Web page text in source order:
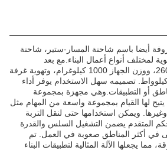
أيضا باسم شاحنة المسار-ستير، شاحنة
لمختلف أنواع أعمال البناء.مع بعد
2605mm1969mm2623mm، ووزن الجهاز 1000 كيلوغرام، وتهوية غرفة
مغلقة وقوة 18.2 كيلوواط. تصميمه سهل الاستخدام يوفر أداء
أو التطبيقات.وهي مجهزة بمجموعة
لها القيام بمجموعة واسعة من المهام مثل
ويمكن استخدامها حتى لنقل التربة
المتقدم يضمن التشغيل السلس والقدرة
في أكثر المناطق صعوبة في العمل. تم
يجعلها الآلة المثالية لتطبيقات البناء